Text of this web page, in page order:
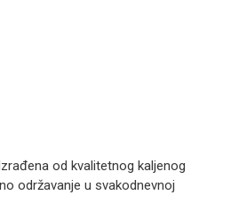
od kvalitetnog kaljenog
održavanje u svakodnevnoj